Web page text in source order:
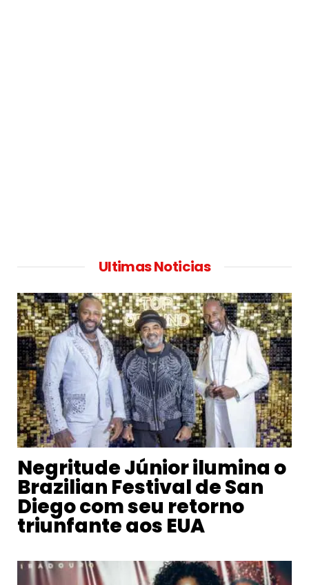
Ultimas Noticias
Negritude Júnior ilumina o
Brazilian Festival de San
Diego com seu retorno
triunfante aos EUA